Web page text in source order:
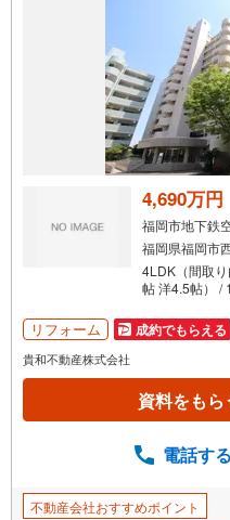
4,690万円
福岡市地下鉄
福岡県福岡市
4LDK（間取
帖 洋4.5帖） /
リフォーム 成約でもらえる
貴和不動産株式会社
資料をもら
電話する
不動産会社おすすめポイント